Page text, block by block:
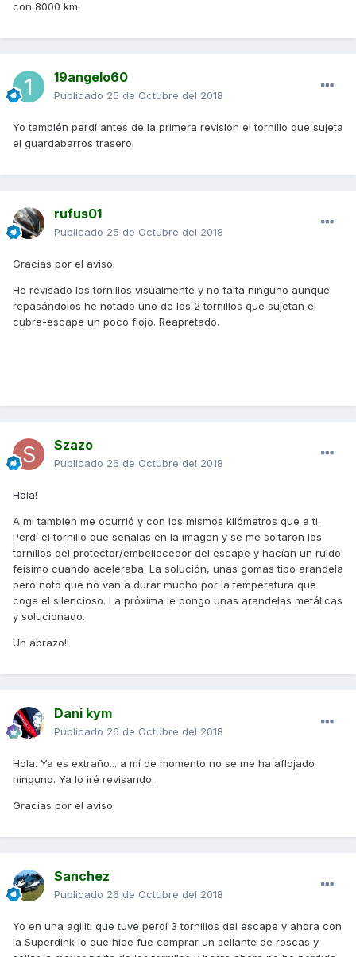
con 8000 km.
19angelo60
Publicado 25 de Octubre del 2018
Yo también perdí antes de la primera revisión el tornillo que sujeta
el guardabarros trasero.
rufus01
Publicado 25 de Octubre del 2018
Gracias por el aviso.
He revisado los tornillos visualmente y no falta ninguno aunque
repasándolos he notado uno de los 2 tornillos que sujetan el
cubre-escape un poco flojo. Reapretado.
Szazo
Publicado 26 de Octubre del 2018
Hola!
A mi también me ocurrió y con los mismos kilómetros que a ti.
Perdí el tornillo que señalas en la imagen y se me soltaron los
tornillos del protector/embellecedor del escape y hacían un ruido
feísimo cuando aceleraba. La solución, unas gomas tipo arandela
pero noto que no van a durar mucho por la temperatura que
coge el silencioso. La próxima le pongo unas arandelas metálicas
y solucionado.
Un abrazo!!
Dani kym
Publicado 26 de Octubre del 2018
Hola. Ya es extraño... a mí de momento no se me ha aflojado
ninguno. Ya lo iré revisando.
Gracias por el aviso.
Sanchez
Publicado 26 de Octubre del 2018
Yo en una agiliti que tuve perdí 3 tornillos del escape y ahora con
la Superdink lo que hice fue comprar un sellante de roscas y